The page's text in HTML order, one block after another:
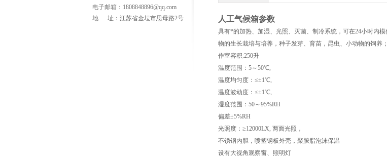
电子邮箱：1808848896@qq.com
地 址：江苏省金坛市思母路2号
人工气候箱参数
具有*的加热、加湿、光照、灭菌、制冷系统，可在24小时内
物的生长栽培与培养，种子发芽、育苗，昆虫、小动物的饲
作室容积:250升
温度范围：5～50℃,
温度均匀度：≤±1℃,
温度波动度：≤±1℃,
湿度范围：50～95%RH
偏差±5%RH
光照度：≥12000LX, 两面光照，
不锈钢内胆，喷塑钢板外壳，聚胺脂泡沫保温
设有大视角观察窗、照明灯